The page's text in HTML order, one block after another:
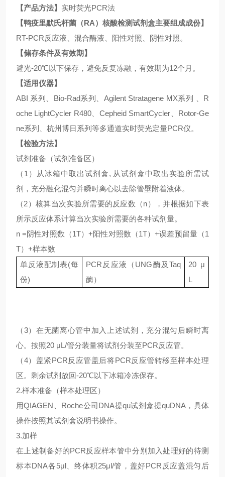
【产品方法】 实时荧光PCR法
【鸭疫里默氏杆菌（RA）核酸检测试剂盒主要组成成份】
RT-PCR反应液、混合酶液、阳性对照、阴性对照。
【储存条件及有效期】
避光-20℃以下保存，避免反复冻融，有效期为12个月。
【适用仪器】
ABI 系列、Bio-Rad系列、Agilent Stratagene MX系列 、R
oche LightCycler R480、Cepheid SmartCycler、Rotor-Ge
ne系列、杭州博日系列等多通道实时荧光定量PCR仪。
【检验方法】
试剂准备（试剂准备区）
（ 1）从冰箱中取出试剂盒, 从试剂盒中取出实验所需试
剂，充分融化混匀并瞬时离心以去除管壁附着液体。
（2）核算当次实验所需要的反应数（n），并根据如下表
所示反应体系计算当次实验所需要的各种试剂量。
n =阴性对照数（1T）+阳性对照数（1T）+误差预留量（1
T）+样本数
单反液配制表(每
份)
PCR反应液（UNG酶及Taq
酶）
20 μ
L
（3）在无菌离心管中加入上述试剂，充分混匀后瞬时离
心。按照20 μL/管分装量将试剂分装至PCR反应管。
（4）盖紧PCR反应管盖后将PCR反应管转移至样本处理
区。剩余试剂放回-20℃以下冰箱冷冻保存。
2.样本准备（样本处理区）
用QIAGEN、Roche公司DNA提qu试剂盒提quDNA，具体
操作按照其试剂盒说明书操作。
3.加样
在上述制备好的PCR反应样本管中分别加入处理好的待测
标本DNA各5μl、终体积25μl/管，盖好PCR反应盖混匀后